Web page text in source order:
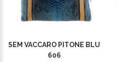
SEM VACCARO PITONE BLU
606